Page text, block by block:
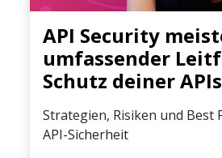
API Security
umfassender
Schutz deiner APIs
Strategien, Risiken und Best
API-Sicherheit